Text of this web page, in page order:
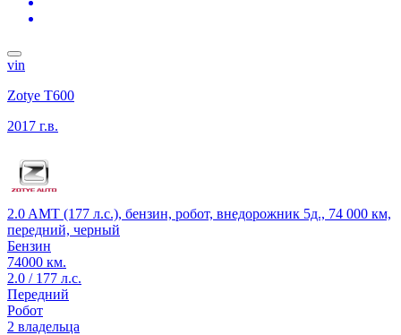
vin
Zotye T600
2017 г.в.
2.0 AMT (177 л.с.), бензин, робот, внедорожник 5д., 74 000 км,
передний, черный
Бензин
74000 км.
2.0 / 177 л.с.
Передний
Робот
2 владельца